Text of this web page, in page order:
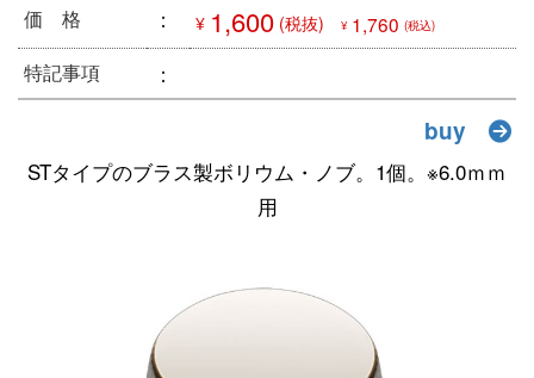
価 格 ： ¥ 1,600 (税抜) ¥ 1,760 (税込)
特記事項 ：
buy
STタイプのブラス製ボリウム・ノブ。1個。※6.0ｍｍ
用